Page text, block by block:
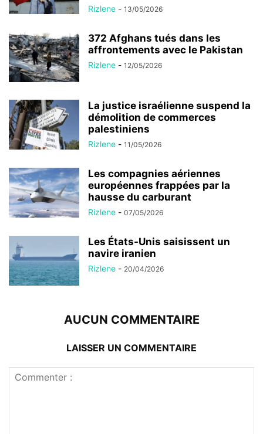
Rizlene - 13/05/2026
372 Afghans tués dans les
affrontements avec le Pakistan
Rizlene - 12/05/2026
La justice israélienne suspend la
démolition de commerces
palestiniens
Rizlene - 11/05/2026
Les compagnies aériennes
européennes frappées par la
hausse du carburant
Rizlene - 07/05/2026
Les États-Unis saisissent un
navire iranien
Rizlene - 20/04/2026
AUCUN COMMENTAIRE
LAISSER UN COMMENTAIRE